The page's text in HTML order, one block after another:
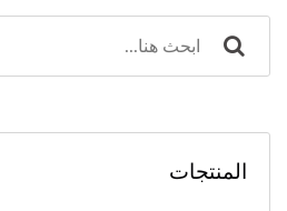
المنتجات